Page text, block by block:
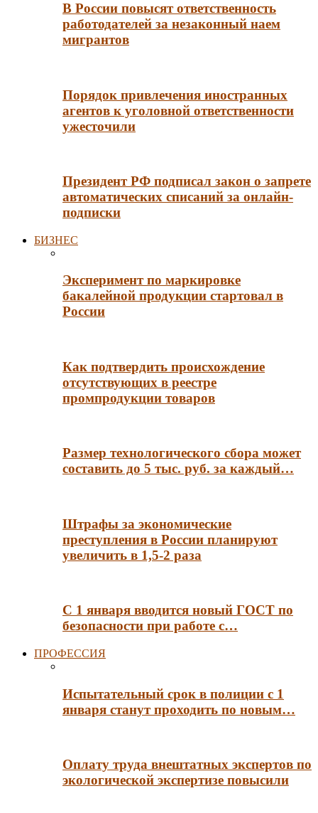
В России повысят ответственность
работодателей за незаконный наем
мигрантов
Порядок привлечения иностранных
агентов к уголовной ответственности
ужесточили
Президент РФ подписал закон о запрете
автоматических списаний за онлайн-
подписки
БИЗНЕС
Эксперимент по маркировке
бакалейной продукции стартовал в
России
Как подтвердить происхождение
отсутствующих в реестре
промпродукции товаров
Размер технологического сбора может
составить до 5 тыс. руб. за каждый…
Штрафы за экономические
преступления в России планируют
увеличить в 1,5-2 раза
С 1 января вводится новый ГОСТ по
безопасности при работе с…
ПРОФЕССИЯ
Испытательный срок в полиции с 1
января станут проходить по новым…
Оплату труда внештатных экспертов по
экологической экспертизе повысили